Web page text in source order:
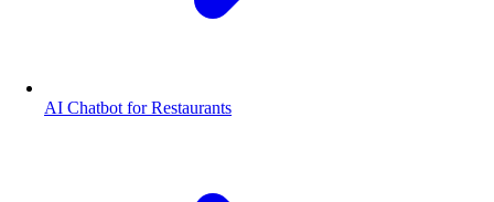
AI Chatbot for Restaurants